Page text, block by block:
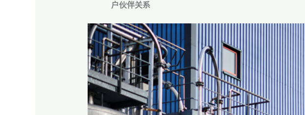
户伙伴关系